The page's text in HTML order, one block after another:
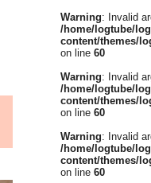
Warning: Invalid
/home/logtube/
content/themes/
on line 60
Warning: Invalid
/home/logtube/
content/themes/
on line 60
Warning: Invalid
/home/logtube/
content/themes/
on line 60